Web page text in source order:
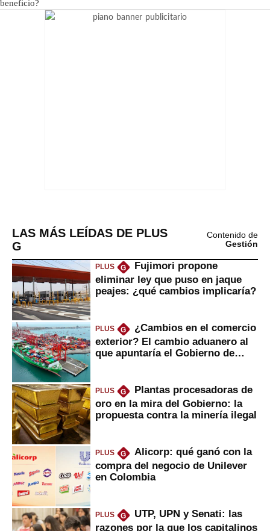
LAS MÁS LEÍDAS DE PLUS
G
Contenido de
Gestión
PLUS G
Fujimori propone
eliminar ley que puso en jaque
peajes: ¿qué cambios implicaría?
PLUS G
¿Cambios en el comercio
exterior? El cambio aduanero al
que apuntaría el Gobierno de
PLUS G
Plantas procesadoras de
oro en la mira del Gobierno: la
propuesta contra la minería ilegal
PLUS G
Alicorp: qué ganó con la
compra del negocio de Unilever
en Colombia
PLUS G
UTP, UPN y Senati: las
razones por la que los capitalinos